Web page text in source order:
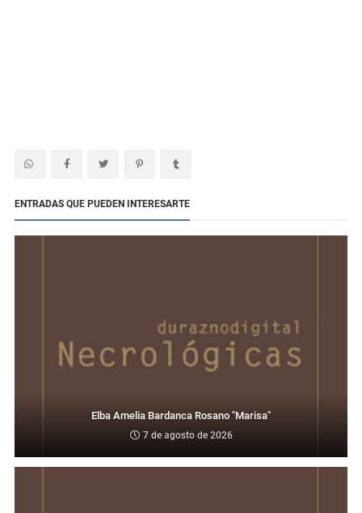
ENTRADAS QUE PUEDEN INTERESARTE
Elba Amelia Bardanca Rosano "Marisa"
7 de agosto de 2026